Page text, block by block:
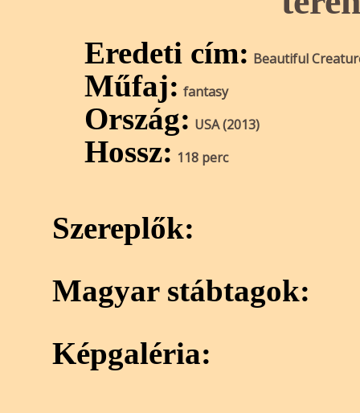
Eredeti cím: Beautiful
Műfaj: fantasy
Ország: USA (2013)
Hossz: 118 perc
Szereplők:
Magyar stábtagok:
Képgaléria: